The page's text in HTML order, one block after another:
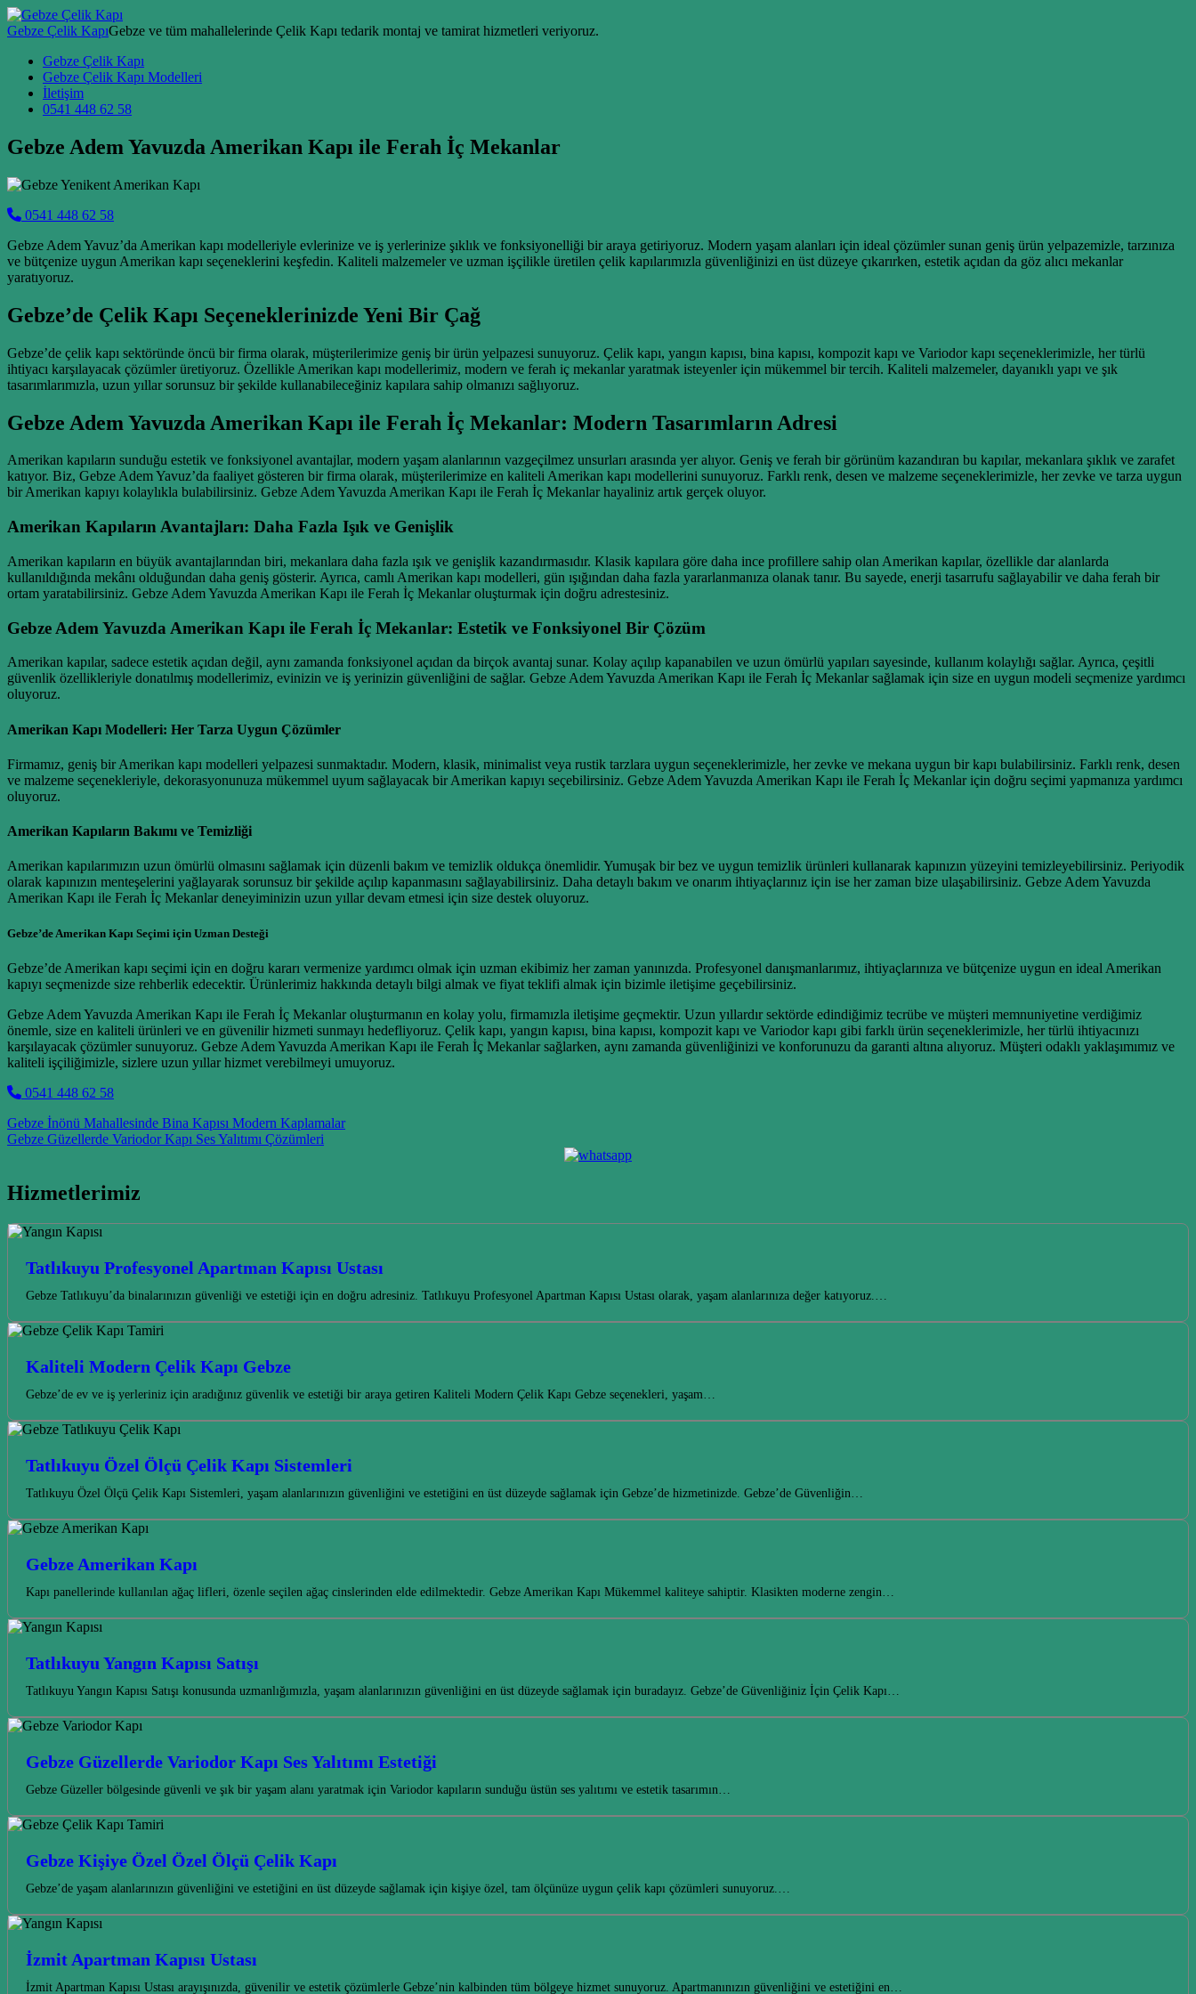
Skip to content
Gebze Çelik KapıGebze ve tüm mahallelerinde Çelik Kapı tedarik montaj ve tamirat hizmetleri veriyoruz.
Main Navigation
Gebze Çelik Kapı
Gebze Çelik Kapı Modelleri
İletişim
0541 448 62 58
Gebze Adem Yavuzda Amerikan Kapı ile Ferah İç Mekanlar
0541 448 62 58
Gebze Adem Yavuz’da Amerikan kapı modelleriyle evlerinize ve iş yerlerinize şıklık ve fonksiyonelliği bir araya getiriyoruz. Modern yaşam alanları için ideal çözümler sunan geniş ürün yelpazemizle, tarzınıza
ve bütçenize uygun Amerikan kapı seçeneklerini keşfedin. Kaliteli malzemeler ve uzman işçilikle üretilen çelik kapılarımızla güvenliğinizi en üst düzeye çıkarırken, estetik açıdan da göz alıcı mekanlar
yaratıyoruz.
Gebze’de Çelik Kapı Seçeneklerinizde Yeni Bir Çağ
Gebze’de çelik kapı sektöründe öncü bir firma olarak, müşterilerimize geniş bir ürün yelpazesi sunuyoruz. Çelik kapı, yangın kapısı, bina kapısı, kompozit kapı ve Variodor kapı seçeneklerimizle, her türlü
ihtiyacı karşılayacak çözümler üretiyoruz. Özellikle Amerikan kapı modellerimiz, modern ve ferah iç mekanlar yaratmak isteyenler için mükemmel bir tercih. Kaliteli malzemeler, dayanıklı yapı ve şık
tasarımlarımızla, uzun yıllar sorunsuz bir şekilde kullanabileceğiniz kapılara sahip olmanızı sağlıyoruz.
Gebze Adem Yavuzda Amerikan Kapı ile Ferah İç Mekanlar: Modern Tasarımların Adresi
Amerikan kapıların sunduğu estetik ve fonksiyonel avantajlar, modern yaşam alanlarının vazgeçilmez unsurları arasında yer alıyor. Geniş ve ferah bir görünüm kazandıran bu kapılar, mekanlara şıklık ve zarafet
katıyor. Biz, Gebze Adem Yavuz’da faaliyet gösteren bir firma olarak, müşterilerimize en kaliteli Amerikan kapı modellerini sunuyoruz. Farklı renk, desen ve malzeme seçeneklerimizle, her zevke ve tarza uygun
bir Amerikan kapıyı kolaylıkla bulabilirsiniz. Gebze Adem Yavuzda Amerikan Kapı ile Ferah İç Mekanlar hayaliniz artık gerçek oluyor.
Amerikan Kapıların Avantajları: Daha Fazla Işık ve Genişlik
Amerikan kapıların en büyük avantajlarından biri, mekanlara daha fazla ışık ve genişlik kazandırmasıdır. Klasik kapılara göre daha ince profillere sahip olan Amerikan kapılar, özellikle dar alanlarda
kullanıldığında mekânı olduğundan daha geniş gösterir. Ayrıca, camlı Amerikan kapı modelleri, gün ışığından daha fazla yararlanmanıza olanak tanır. Bu sayede, enerji tasarrufu sağlayabilir ve daha ferah bir
ortam yaratabilirsiniz. Gebze Adem Yavuzda Amerikan Kapı ile Ferah İç Mekanlar oluşturmak için doğru adrestesiniz.
Gebze Adem Yavuzda Amerikan Kapı ile Ferah İç Mekanlar: Estetik ve Fonksiyonel Bir Çözüm
Amerikan kapılar, sadece estetik açıdan değil, aynı zamanda fonksiyonel açıdan da birçok avantaj sunar. Kolay açılıp kapanabilen ve uzun ömürlü yapıları sayesinde, kullanım kolaylığı sağlar. Ayrıca, çeşitli
güvenlik özellikleriyle donatılmış modellerimiz, evinizin ve iş yerinizin güvenliğini de sağlar. Gebze Adem Yavuzda Amerikan Kapı ile Ferah İç Mekanlar sağlamak için size en uygun modeli seçmenize yardımcı
oluyoruz.
Amerikan Kapı Modelleri: Her Tarza Uygun Çözümler
Firmamız, geniş bir Amerikan kapı modelleri yelpazesi sunmaktadır. Modern, klasik, minimalist veya rustik tarzlara uygun seçeneklerimizle, her zevke ve mekana uygun bir kapı bulabilirsiniz. Farklı renk, desen
ve malzeme seçenekleriyle, dekorasyonunuza mükemmel uyum sağlayacak bir Amerikan kapıyı seçebilirsiniz. Gebze Adem Yavuzda Amerikan Kapı ile Ferah İç Mekanlar için doğru seçimi yapmanıza yardımcı
oluyoruz.
Amerikan Kapıların Bakımı ve Temizliği
Amerikan kapılarımızın uzun ömürlü olmasını sağlamak için düzenli bakım ve temizlik oldukça önemlidir. Yumuşak bir bez ve uygun temizlik ürünleri kullanarak kapınızın yüzeyini temizleyebilirsiniz. Periyodik
olarak kapınızın menteşelerini yağlayarak sorunsuz bir şekilde açılıp kapanmasını sağlayabilirsiniz. Daha detaylı bakım ve onarım ihtiyaçlarınız için ise her zaman bize ulaşabilirsiniz. Gebze Adem Yavuzda
Amerikan Kapı ile Ferah İç Mekanlar deneyiminizin uzun yıllar devam etmesi için size destek oluyoruz.
Gebze’de Amerikan Kapı Seçimi için Uzman Desteği
Gebze’de Amerikan kapı seçimi için en doğru kararı vermenize yardımcı olmak için uzman ekibimiz her zaman yanınızda. Profesyonel danışmanlarımız, ihtiyaçlarınıza ve bütçenize uygun en ideal Amerikan
kapıyı seçmenizde size rehberlik edecektir. Ürünlerimiz hakkında detaylı bilgi almak ve fiyat teklifi almak için bizimle iletişime geçebilirsiniz.
Gebze Adem Yavuzda Amerikan Kapı ile Ferah İç Mekanlar oluşturmanın en kolay yolu, firmamızla iletişime geçmektir. Uzun yıllardır sektörde edindiğimiz tecrübe ve müşteri memnuniyetine verdiğimiz
önemle, size en kaliteli ürünleri ve en güvenilir hizmeti sunmayı hedefliyoruz. Çelik kapı, yangın kapısı, bina kapısı, kompozit kapı ve Variodor kapı gibi farklı ürün seçeneklerimizle, her türlü ihtiyacınızı
karşılayacak çözümler sunuyoruz. Gebze Adem Yavuzda Amerikan Kapı ile Ferah İç Mekanlar sağlarken, aynı zamanda güvenliğinizi ve konforunuzu da garanti altına alıyoruz. Müşteri odaklı yaklaşımımız ve
kaliteli işçiliğimizle, sizlere uzun yıllar hizmet verebilmeyi umuyoruz.
0541 448 62 58
Post navigation
Gebze İnönü Mahallesinde Bina Kapısı Modern Kaplamalar
Gebze Güzellerde Variodor Kapı Ses Yalıtımı Çözümleri
Hizmetlerimiz
Tatlıkuyu Profesyonel Apartman Kapısı Ustası
Gebze Tatlıkuyu’da binalarınızın güvenliği ve estetiği için en doğru adresiniz. Tatlıkuyu Profesyonel Apartman Kapısı Ustası olarak, yaşam alanlarınıza değer katıyoruz.…
Kaliteli Modern Çelik Kapı Gebze
Gebze’de ev ve iş yerleriniz için aradığınız güvenlik ve estetiği bir araya getiren Kaliteli Modern Çelik Kapı Gebze seçenekleri, yaşam…
Tatlıkuyu Özel Ölçü Çelik Kapı Sistemleri
Tatlıkuyu Özel Ölçü Çelik Kapı Sistemleri, yaşam alanlarınızın güvenliğini ve estetiğini en üst düzeyde sağlamak için Gebze’de hizmetinizde. Gebze’de Güvenliğin…
Gebze Amerikan Kapı
Kapı panellerinde kullanılan ağaç lifleri, özenle seçilen ağaç cinslerinden elde edilmektedir. Gebze Amerikan Kapı Mükemmel kaliteye sahiptir. Klasikten moderne zengin…
Tatlıkuyu Yangın Kapısı Satışı
Tatlıkuyu Yangın Kapısı Satışı konusunda uzmanlığımızla, yaşam alanlarınızın güvenliğini en üst düzeyde sağlamak için buradayız. Gebze’de Güvenliğiniz İçin Çelik Kapı…
Gebze Güzellerde Variodor Kapı Ses Yalıtımı Estetiği
Gebze Güzeller bölgesinde güvenli ve şık bir yaşam alanı yaratmak için Variodor kapıların sunduğu üstün ses yalıtımı ve estetik tasarımın…
Gebze Kişiye Özel Özel Ölçü Çelik Kapı
Gebze’de yaşam alanlarınızın güvenliğini ve estetiğini en üst düzeyde sağlamak için kişiye özel, tam ölçünüze uygun çelik kapı çözümleri sunuyoruz.…
İzmit Apartman Kapısı Ustası
İzmit Apartman Kapısı Ustası arayışınızda, güvenilir ve estetik çözümlerle Gebze’nin kalbinden tüm bölgeye hizmet sunuyoruz. Apartmanınızın güvenliğini ve estetiğini en…